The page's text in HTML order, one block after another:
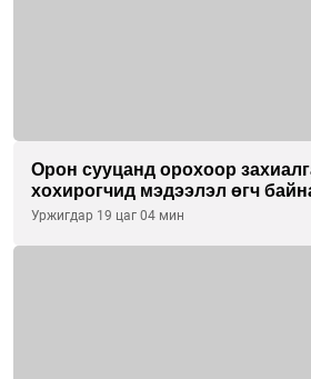
Орон сууцанд орохоор
хохирогчид мэдээлэл өгч
Уржигдар 19 цаг 04 мин